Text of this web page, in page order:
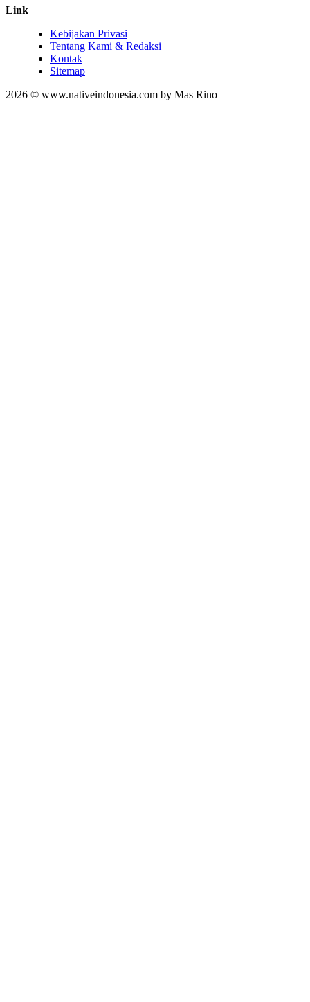
Link
Kebijakan Privasi
Tentang Kami & Redaksi
Kontak
Sitemap
2026 © www.nativeindonesia.com by Mas Rino